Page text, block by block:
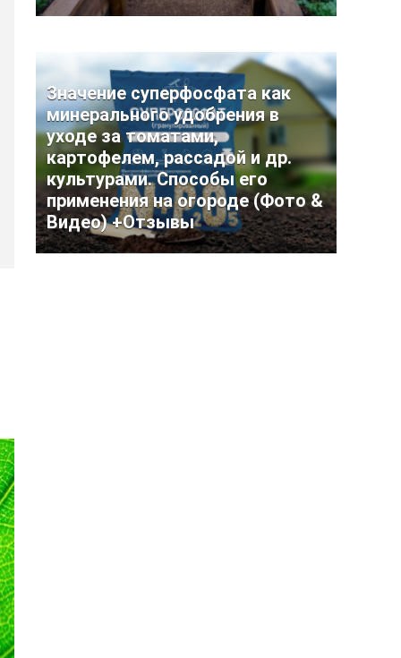
Значение суперфосфата как
минерального удобрения в
уходе за томатами,
картофелем, рассадой и др.
культурами. Способы его
применения на огороде (Фото &
Видео) +Отзывы